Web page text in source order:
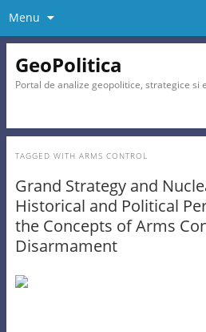
Menu
GeoPolitica
Portal de analize geopolitice, strategice si
TAGGED WITH ARMS CONTROL
Grand Strategy and
Historical and Political
the Concepts of Arms
Disarmament